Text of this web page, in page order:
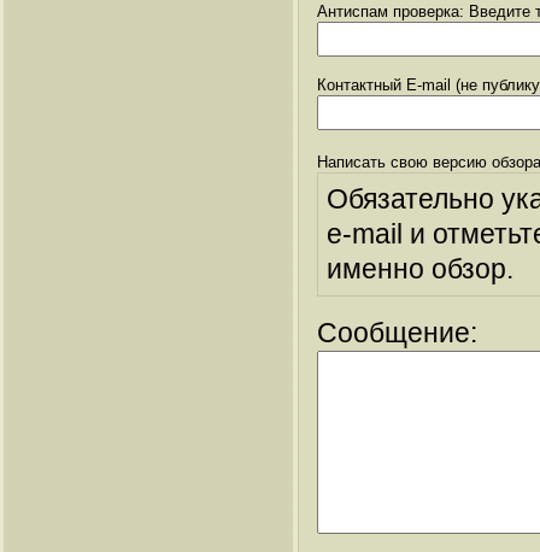
Антиспам проверка: Введите
Контактный E-mail (не
Написать свою версию
Обязательно
e-mail и
именно обзор.
Сообщение: